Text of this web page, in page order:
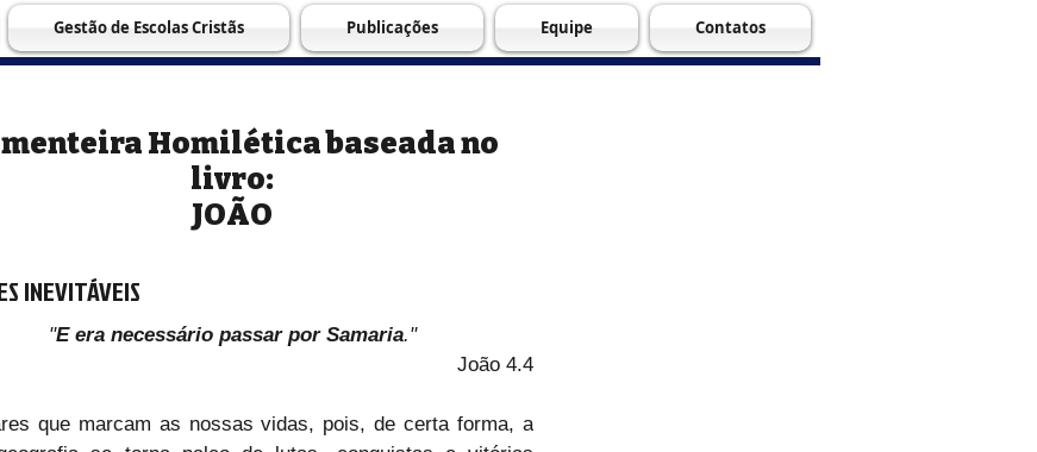
Gestão de Escolas Cristãs Publicações Equipe Contatos
Homilética baseada no
livro:
JOÃO
INEVITÁVEIS
"E era necessário passar por Samaria."
João 4.4
que marcam as nossas vidas, pois, de certa forma, a